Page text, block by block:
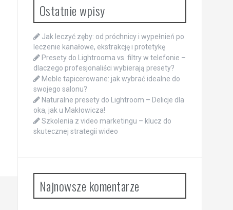
Ostatnie wpisy
Jak leczyć zęby: od próchnicy i wypełnień po
leczenie kanałowe, ekstrakcję i protetykę
Presety do Lightrooma vs. filtry w telefonie –
dlaczego profesjonaliści wybierają presety?
Meble tapicerowane: jak wybrać idealne do
swojego salonu?
Naturalne presety do Lightroom – Delicje dla
oka, jak u Makłowicza!
Szkolenia z video marketingu – klucz do
skutecznej strategii wideo
Najnowsze komentarze